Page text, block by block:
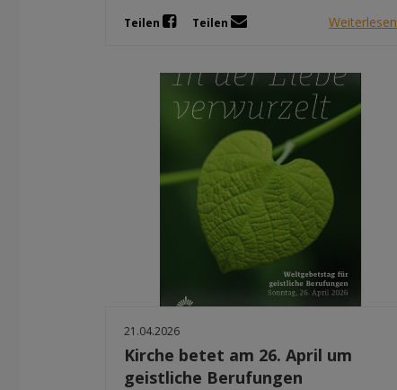
Teilen Teilen Weiterlesen
21.04.2026
Kirche betet am 26. April um
geistliche Berufungen